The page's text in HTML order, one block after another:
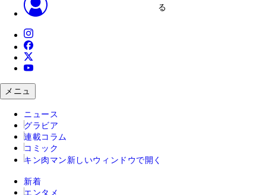
る
メニュ
ニュース
グラビア
連載コラム
コミック
キン肉マン 新しいウィンドウで開く
新着
エンタメ